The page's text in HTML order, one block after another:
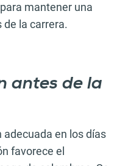
mantener una
la carrera.
antes de la
en los días
favorece el